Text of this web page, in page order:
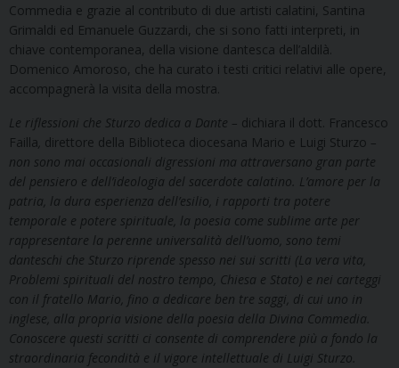
Commedia e grazie al contributo di due artisti calatini, Santina
Grimaldi ed Emanuele Guzzardi, che si sono fatti interpreti, in
chiave contemporanea, della visione dantesca dell’aldilà.
Domenico Amoroso, che ha curato i testi critici relativi alle opere,
accompagnerà la visita della mostra.
Le riflessioni che Sturzo dedica a Dante – dichiara il dott. Francesco
Failla direttore della Biblioteca diocesana Mario e Luigi Sturzo –
non sono mai occasionali digressioni ma attraversano gran parte
del pensiero e dell’ideologia del sacerdote calatino. L’amore per la
patria, la dura esperienza dell’esilio, i rapporti tra potere
temporale e potere spirituale, la poesia come sublime arte per
rappresentare la perenne universalità dell’uomo, sono temi
danteschi che Sturzo riprende spesso nei sui scritti (La vera vita,
Problemi spirituali del nostro tempo, Chiesa e Stato) e nei carteggi
con il fratello Mario, fino a dedicare ben tre saggi, di cui uno in
inglese, alla propria visione della poesia della Divina Commedia.
Conoscere questi scritti ci consente di comprendere più a fondo la
straordinaria fecondità e il vigore intellettuale di Luigi Sturzo.